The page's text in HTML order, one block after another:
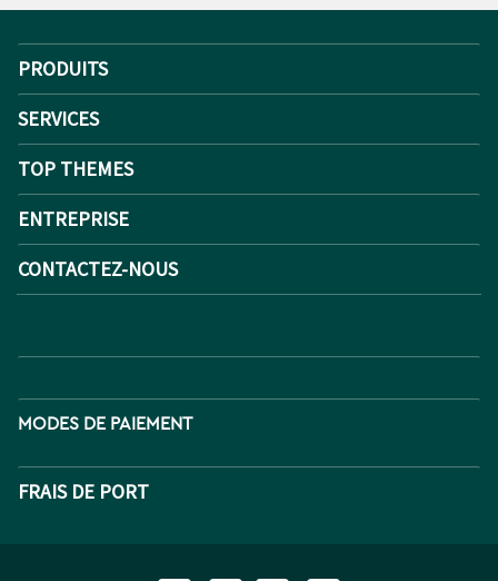
PRODUITS
SERVICES
TOP THEMES
ENTREPRISE
CONTACTEZ-NOUS
MODES DE PAIEMENT
FRAIS DE PORT